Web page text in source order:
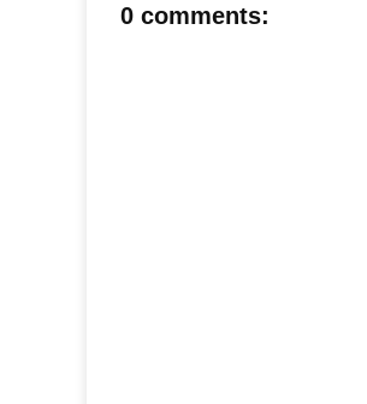
0 comments: